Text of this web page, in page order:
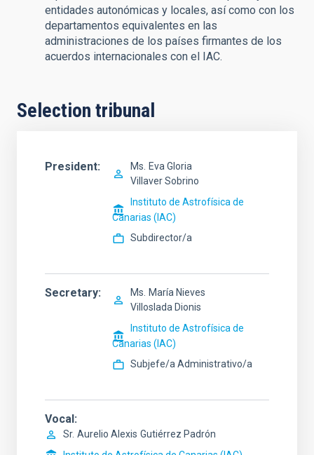
entidades autonómicas y locales, así como con los
departamentos equivalentes en las
administraciones de los países firmantes de los
acuerdos internacionales con el IAC.
Selection tribunal
President Ms.
Eva Gloria
Villaver Sobrino
Instituto de Astrofísica de
Canarias (IAC)
Subdirector/a
Secretary Ms.
María Nieves
Villoslada Dionis
Instituto de Astrofísica de
Canarias (IAC)
Subjefe/a Administrativo/a
Vocal
Sr. Aurelio Alexis Gutiérrez Padrón